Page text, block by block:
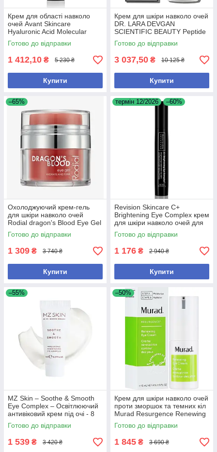
Крем для області навколо
очей Avant Skincare
Hyaluronic Acid Molecular
Boost для зменшення
зморшок і зволоження, 10 мл
Готово до відправки
1 412,10 ₴ 5 230 ₴
Купити
Крем для шкіри навколо очей
DR. LARA DEVGAN
SCIENTIFIC BEAUTY Peptide
Eye Cream 15g – для
омолодження та зменшення
набряків
Готово до відправки
3 037,50 ₴ 10 125 ₴
Купити
–65%
Охолоджуючий крем-гель
для шкіри навколо очей
Rodial dragon's Blood Eye Gel
15 мл
Готово до відправки
1 309 ₴ 3 740 ₴
Купити
термін 12/2026 –60%
Revision Skincare C+
Brightening Eye Complex крем
для шкіри навколо очей для
боротьби з темними колами
та набряками
Готово до відправки
1 176 ₴ 2 940 ₴
Купити
–55%
MZ Skin – Soothe & Smooth
Eye Complex – Освітлюючий
антивіковий крем під очі - 8
мл
Готово до відправки
1 539 ₴ 3 420 ₴
–50%
Крем для шкіри навколо очей
проти зморшок та темних кіл
Murad Resurgence Renewing
Eye Cream, 15 ml
Готово до відправки
1 845 ₴ 3 690 ₴